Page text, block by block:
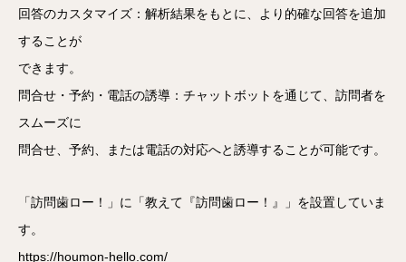
回答のカスタマイズ：解析結果をもとに、より的確な回答を追加
することが
できます。
問合せ・予約・電話の誘導：チャットボットを通じて、訪問者を
スムーズに
問合せ、予約、または電話の対応へと誘導することが可能です。
「訪問歯ロー！」に「教えて『訪問歯ロー！』」を設置していま
す。
https://houmon-hello.com/